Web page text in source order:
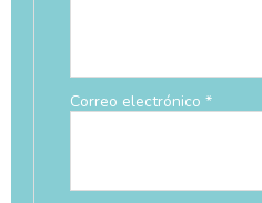
Correo electrónico *